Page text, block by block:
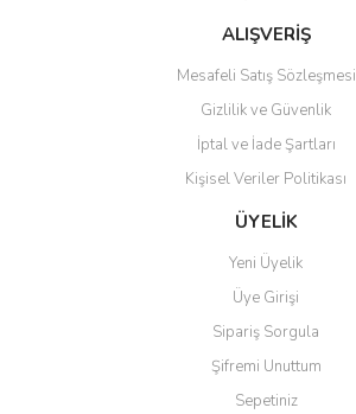
Bu ürüne benzer farklı alternatifler olmalı.
Gönder
ALIŞVERİŞ
Mesafeli Satış Sözleşmesi
Gizlilik ve Güvenlik
İptal ve İade Şartları
Kişisel Veriler Politikası
ÜYELİK
Yeni Üyelik
Üye Girişi
Sipariş Sorgula
Şifremi Unuttum
Sepetiniz